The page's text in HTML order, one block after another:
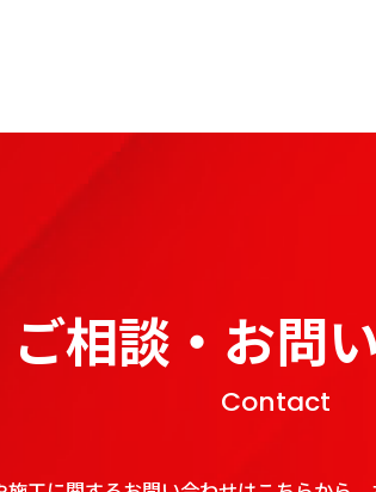
ご相談・お問
Contact